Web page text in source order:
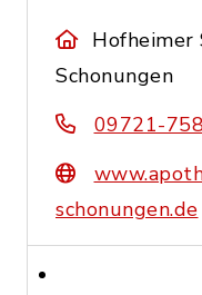
Hofheimer
Schonungen
09721-
schonungen.de